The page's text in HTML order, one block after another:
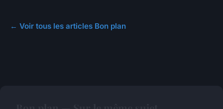
← Voir tous les articles Bon plan